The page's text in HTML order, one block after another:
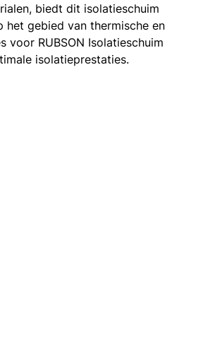
biedt dit isolatieschuim
het gebied van thermische en
voor RUBSON Isolatieschuim
isolatieprestaties.